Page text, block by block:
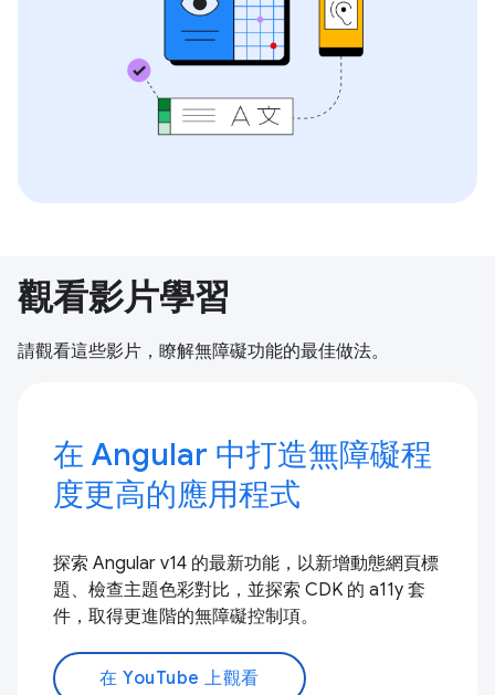
觀看影片學習
請觀看這些影片，瞭解無障礙功能的最佳做法。
在 Angular 中打造無障礙程
度更高的應用程式
探索 Angular v14 的最新功能，以新增動態網頁標
題、檢查主題色彩對比，並探索 CDK 的 a11y 套
件，取得更進階的無障礙控制項。
在 YouTube 上觀看